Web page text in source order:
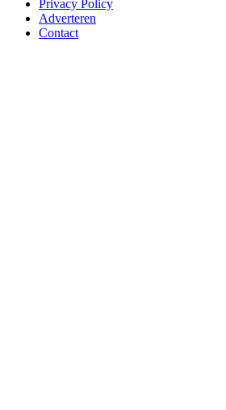
Privacy Policy
Adverteren
Contact